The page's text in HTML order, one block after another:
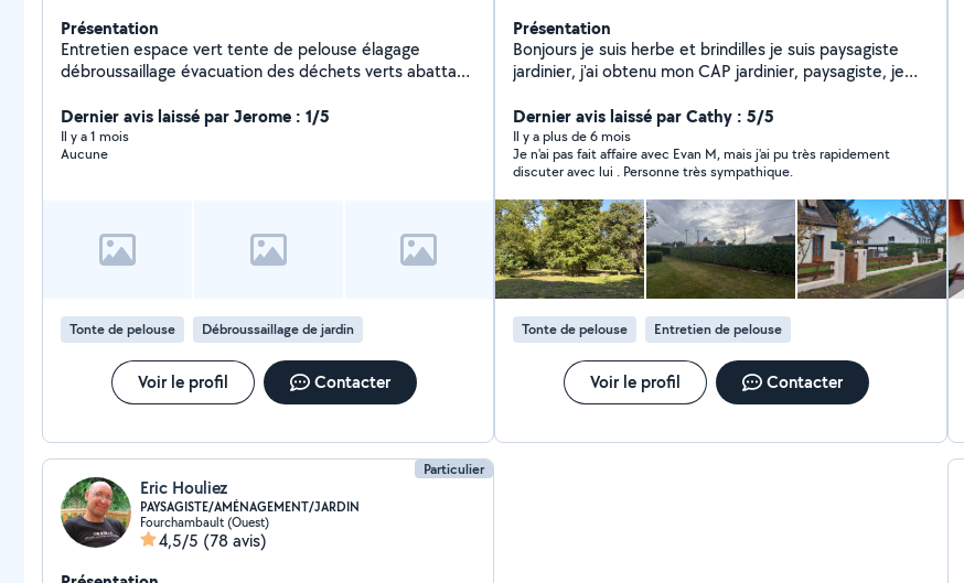
Présentation
Entretien espace vert tente de pelouse élagage
débroussaillage évacuation des déchets verts abattage
peinture boiseries devis et de placement gratuit
Dernier avis laissé par Jerome : 1/5
Il y a 1 mois
Aucune
Tonte de pelouse Débroussaillage de jardin
Voir le profil Contacter
Présentation
Bonjours je suis herbe et brindilles je suis paysagiste
jardinier, j'ai obtenu mon CAP jardinier, paysagiste, je
débroussaillage du désherbage, ainsi que de la tonte et
de la taille d'arbres et arbre fruitier je sais réaliser
quelques petits travaux de maçonnerie paysagère ,
telles que le pavage et dallage ainsi que de la clôture.
Je me suis répartis sur deux autres filières la garde
d'enfants et le nettoyage de voiture pour m'en sortir
dans la vie pour être honnête avec vous.
Dernier avis laissé par Cathy : 5/5
Il y a plus de 6 mois
Je n'ai pas fait affaire avec Evan M, mais j'ai pu très rapidement
discuter avec lui . Personne très sympathique.
Tonte de pelouse Entretien de pelouse
Voir le profil Contacter
Particulier
Eric Houliez
PAYSAGISTE/AMÉNAGEMENT/JARDIN
Fourchambault (Ouest)
4,5/5 (78 avis)